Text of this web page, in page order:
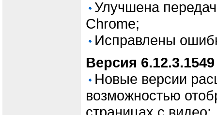
Улучшена
Chrome;
Исправлены
Версия
Новые версии
возможностью